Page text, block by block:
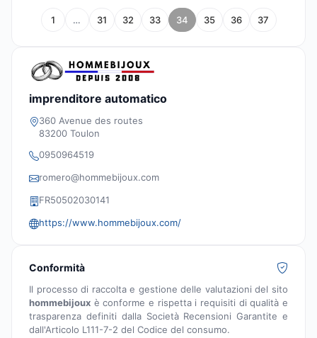
1 … 31 32 33 34 35 36 37
imprenditore automatico
360 Avenue des routes
83200 Toulon
0950964519
romero@hommebijoux.com
FR50502030141
https://www.hommebijoux.com/
Conformità
Il processo di raccolta e gestione delle valutazioni del sito
hommebijoux è conforme e rispetta i requisiti di qualità e
trasparenza definiti dalla Società Recensioni Garantite e
dall'Articolo L111-7-2 del Codice del consumo.